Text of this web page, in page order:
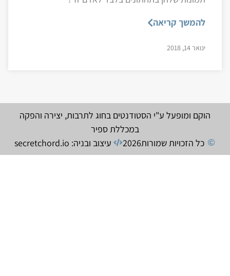
להמשך קריאה
ינואר 14, 2018
הוקם ומופעל ע"י הסטודנטים בחוג לתרבות, יצירה והפקה
במכללת ספיר
כל הזכויות שמורות2026 עיצוב ובניה: secretchord.io